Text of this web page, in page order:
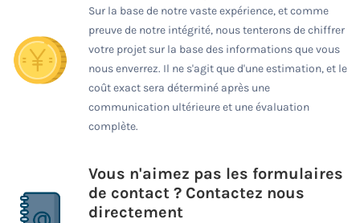
Sur la base de notre vaste expérience, et comme
preuve de notre intégrité, nous tenterons de chiffrer
votre projet sur la base des informations que vous
nous enverrez. Il ne s'agit que d'une estimation, et le
coût exact sera déterminé après une
communication ultérieure et une évaluation
complète.
Vous n'aimez pas les formulaires
de contact ? Contactez nous
directement